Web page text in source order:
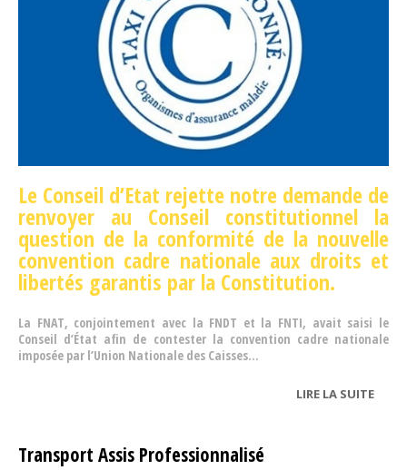
Le Conseil d’Etat rejette notre demande de
renvoyer au Conseil constitutionnel la
question de la conformité de la nouvelle
convention cadre nationale aux droits et
libertés garantis par la Constitution.
La FNAT, conjointement avec la FNDT et la FNTI, avait saisi le
Conseil d’État afin de contester la convention cadre nationale
imposée par l’Union Nationale des Caisses...
LIRE LA SUITEDE
Transport Assis Professionnalisé